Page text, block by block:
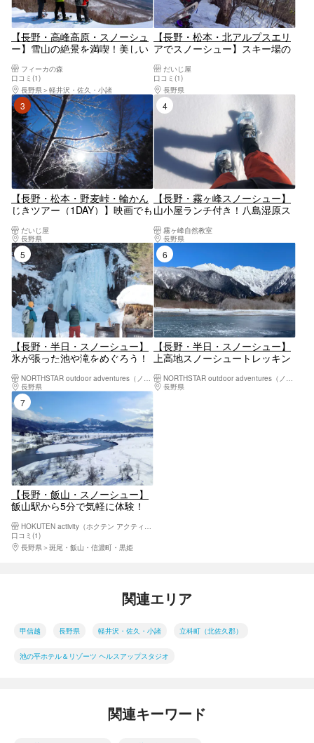
【長野・高峰高原・スノーシュ
ー】雪山の絶景を満喫！美しい
ながらトレッキング
フィーカの森
口コミ(1)
長野県
軽井沢・佐久・小諸
【長野・松本・北アルプスエリ
アでスノーシュー】スキー場の
稜線までお手軽アクセス♪360°
に渡る感動の眺望♪初心者OK♪
下りも楽しく♪
だいじ屋
口コミ(1)
長野県
3位
【長野・松本・野麦峠・輪かん
じきツアー（1DAY）】映画でも
ッキング！ ゆっくりペースなの
でお気軽にご参加頂けます♪峠
ピークから絶景の乗鞍岳ご褒美
♪アウトドア温かランチ♪
だいじ屋
長野県
松本市（松本駅周辺・浅間・美ヶ原・塩尻）
【長野・霧ヶ峰スノーシュー】
山小屋ランチ付き！八島湿原ス
霧ヶ峰自然教室
長野県
5位
【長野・半日・スノーシュー】
氷が張った池や滝をめぐろう！
NORTHSTAR outdoor adventures（ノーススターアウトドアアドベンチャー）
長野県
松本市（松本駅周辺・浅間・美ヶ原・塩尻）
【長野・半日・スノーシュー】
上高地スノーシュートレッキン
NORTHSTAR outdoor adventures（ノーススターアウトドアアドベンチャー）
長野県
【長野・飯山・スノーシュー】
飯山駅から5分で気軽に体験！
ュー
HOKUTEN activity（ホクテン アクティビティ）
口コミ(1)
長野県
斑尾・飯山・信濃町・黒姫
関連エリア
甲信越 長野県 軽井沢・佐久・小諸 立科町（北佐久郡）
池の平ホテル＆リゾーツ ヘルスアップスタジオ
関連キーワード